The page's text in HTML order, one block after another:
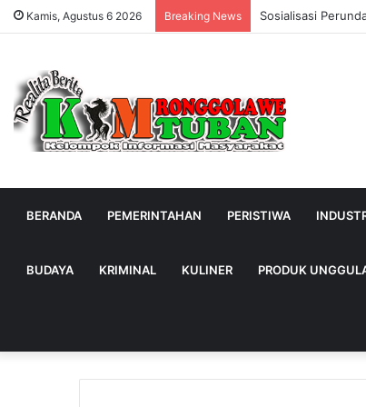
Kamis, Agustus 6 2026 Breaking News Sosialisasi
BERANDA PEMERINTAHAN PERISTIWA
BUDAYA KRIMINAL KULINER PRODUK